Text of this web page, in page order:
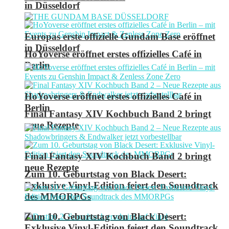
in Düsseldorf
HoYoverse eröffnet erstes offizielles Café in
Berlin
Final Fantasy XIV Kochbuch Band 2 bringt
neue Rezepte
Zum 10. Geburtstag von Black Desert:
Exklusive Vinyl-Edition feiert den Soundtrack
des MMORPGs
Europas erste offizielle Gundam Base eröffnet
in Düsseldorf
HoYoverse eröffnet erstes offizielles Café in
Berlin
Final Fantasy XIV Kochbuch Band 2 bringt
neue Rezepte
Zum 10. Geburtstag von Black Desert: